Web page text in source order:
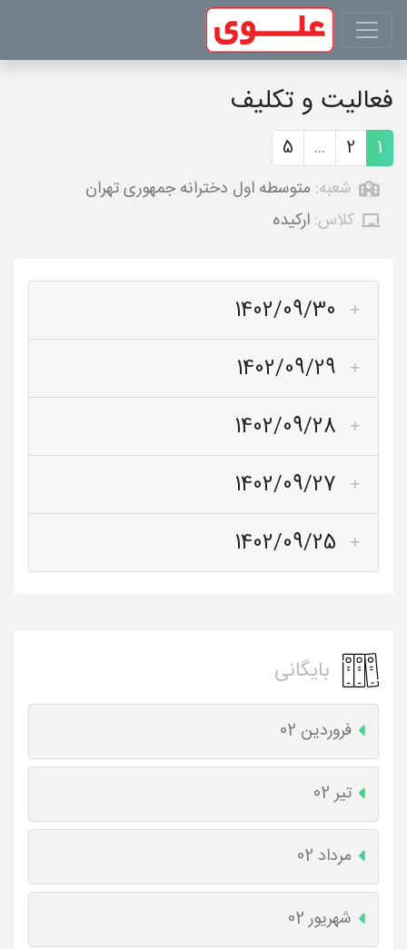
فعالیت و تکلیف
1
2
...
5
شعبه: متوسطه اول دخترانه جمهوری تهران
کلاس: ارکیده
1402/09/30
1402/09/29
1402/09/28
1402/09/27
1402/09/25
بایگانی
فروردین 02
تیر 02
مرداد 02
شهریور 02